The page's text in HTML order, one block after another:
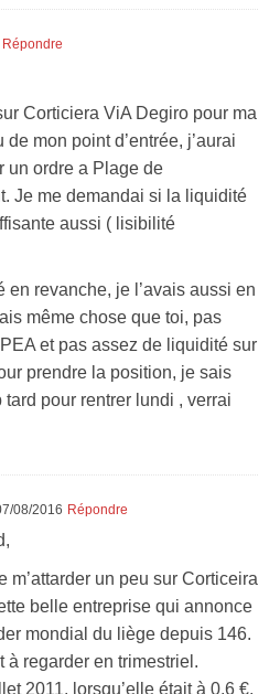
Répondre
Corticiera ViA Degiro pour ma
de mon point d’entrée, j’aurai
un ordre a Plage de
Je me demandai si la liquidité
aussi ( lisibilité
en revanche, je l’avais aussi en
même chose que toi, pas
et pas assez de liquidité sur
prendre la position, je sais
tard pour rentrer lundi , verrai
08/2016 Répondre
m’attarder un peu sur Corticeira
belle entreprise qui annonce
mondial du liège depuis 146.
à regarder en trimestriel.
2011, lorsqu’elle était à 0,6 €,